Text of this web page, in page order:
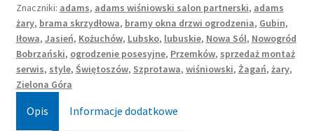
Znaczniki: adams, adams wiśniowski salon partnerski, adams
żary, brama skrzydłowa, bramy okna drzwi ogrodzenia, Gubin,
Iłowa, Jasień, Kożuchów, Lubsko, lubuskie, Nowa Sól, Nowogród
Bobrzański, ogrodzenie posesyjne, Przemków, sprzedaż montaż
serwis, style, Świętoszów, Szprotawa, wiśniowski, Żagań, żary,
Zielona Góra
Opis Informacje dodatkowe